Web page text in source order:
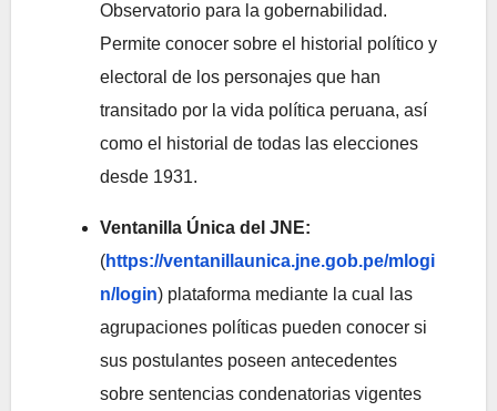
Observatorio para la gobernabilidad.
Permite conocer sobre el historial político y
electoral de los personajes que han
transitado por la vida política peruana, así
como el historial de todas las elecciones
desde 1931.
Ventanilla Única del JNE:
(https://ventanillaunica.jne.gob.pe/mlogi
n/login) plataforma mediante la cual las
agrupaciones políticas pueden conocer si
sus postulantes poseen antecedentes
sobre sentencias condenatorias vigentes